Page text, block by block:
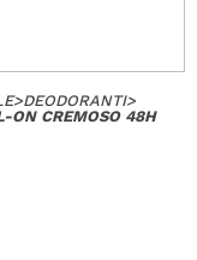
>DEODORANTI>
ON CREMOSO 48H